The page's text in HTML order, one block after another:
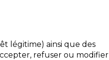
légitime) ainsi que des
refuser ou modifier